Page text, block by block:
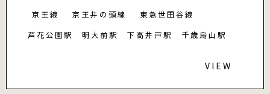
京王線
京王井の頭線
東急世田谷線
芦花公園駅
明大前駅 下高井戸駅 千歳烏山駅
VIEW